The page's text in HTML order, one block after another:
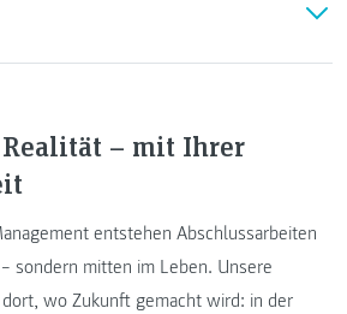
– mit Ihrer
entstehen Abschlussarbeiten
sondern mitten im Leben. Unsere
wo Zukunft gemacht wird: in der